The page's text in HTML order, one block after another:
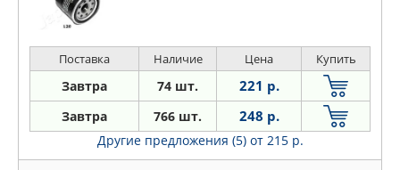
Поставка Наличие Цена Купить
Завтра 74 шт. 221 р.
Завтра 766 шт. 248 р.
Другие предложения (5) от 215 р.